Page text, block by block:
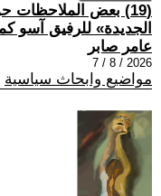
(19) بعض الملاحظات
الجديدة» للرفيق آسو
عامر صابر
2026 / 8 / 7
مواضيع وابحاث سياسية